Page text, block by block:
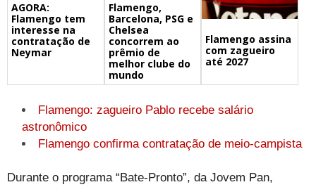
AGORA:
Flamengo tem
interesse na
contratação de
Neymar
Flamengo,
Barcelona, PSG e
Chelsea
concorrem ao
prêmio de
melhor clube do
mundo
Flamengo assina
com zagueiro
até 2027
Flamengo: zagueiro Pablo recebe salário
astronômico
Flamengo confirma contratação de meio-campista
Durante o programa “Bate-Pronto”, da Jovem Pan,